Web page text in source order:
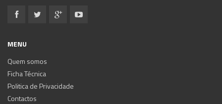
MENU
Quem somos
Ficha Técnica
Politica de Privacidade
Contactos